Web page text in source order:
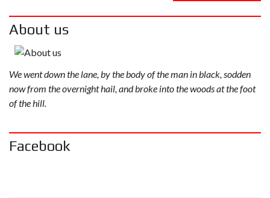
About us
We went down the lane, by the body of the man in black, sodden
now from the overnight hail, and broke into the woods at the foot
of the hill.
Facebook